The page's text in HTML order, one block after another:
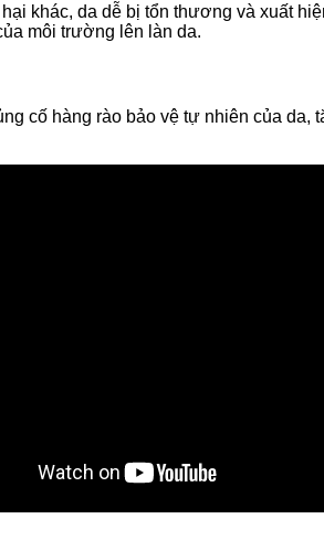
khác, da dễ bị tổn thương và xuất
môi trường lên làn da.
cố hàng rào bảo vệ tự nhiên của